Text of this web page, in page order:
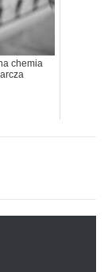
chemia